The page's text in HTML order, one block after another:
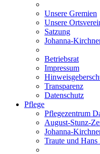
Unsere Gremien
Unsere
Satzung
Johanna-
Betriebsrat
Impressum
Transparenz
Datenschutz
Pflege
Pflegezentrum
August-Stunz-
Johanna-
Traute und